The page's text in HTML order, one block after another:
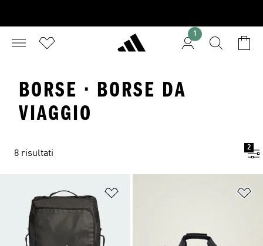
1
BORSE · BORSE DA
VIAGGIO
8 risultati
2
Aggiungi alla lista dei desideri